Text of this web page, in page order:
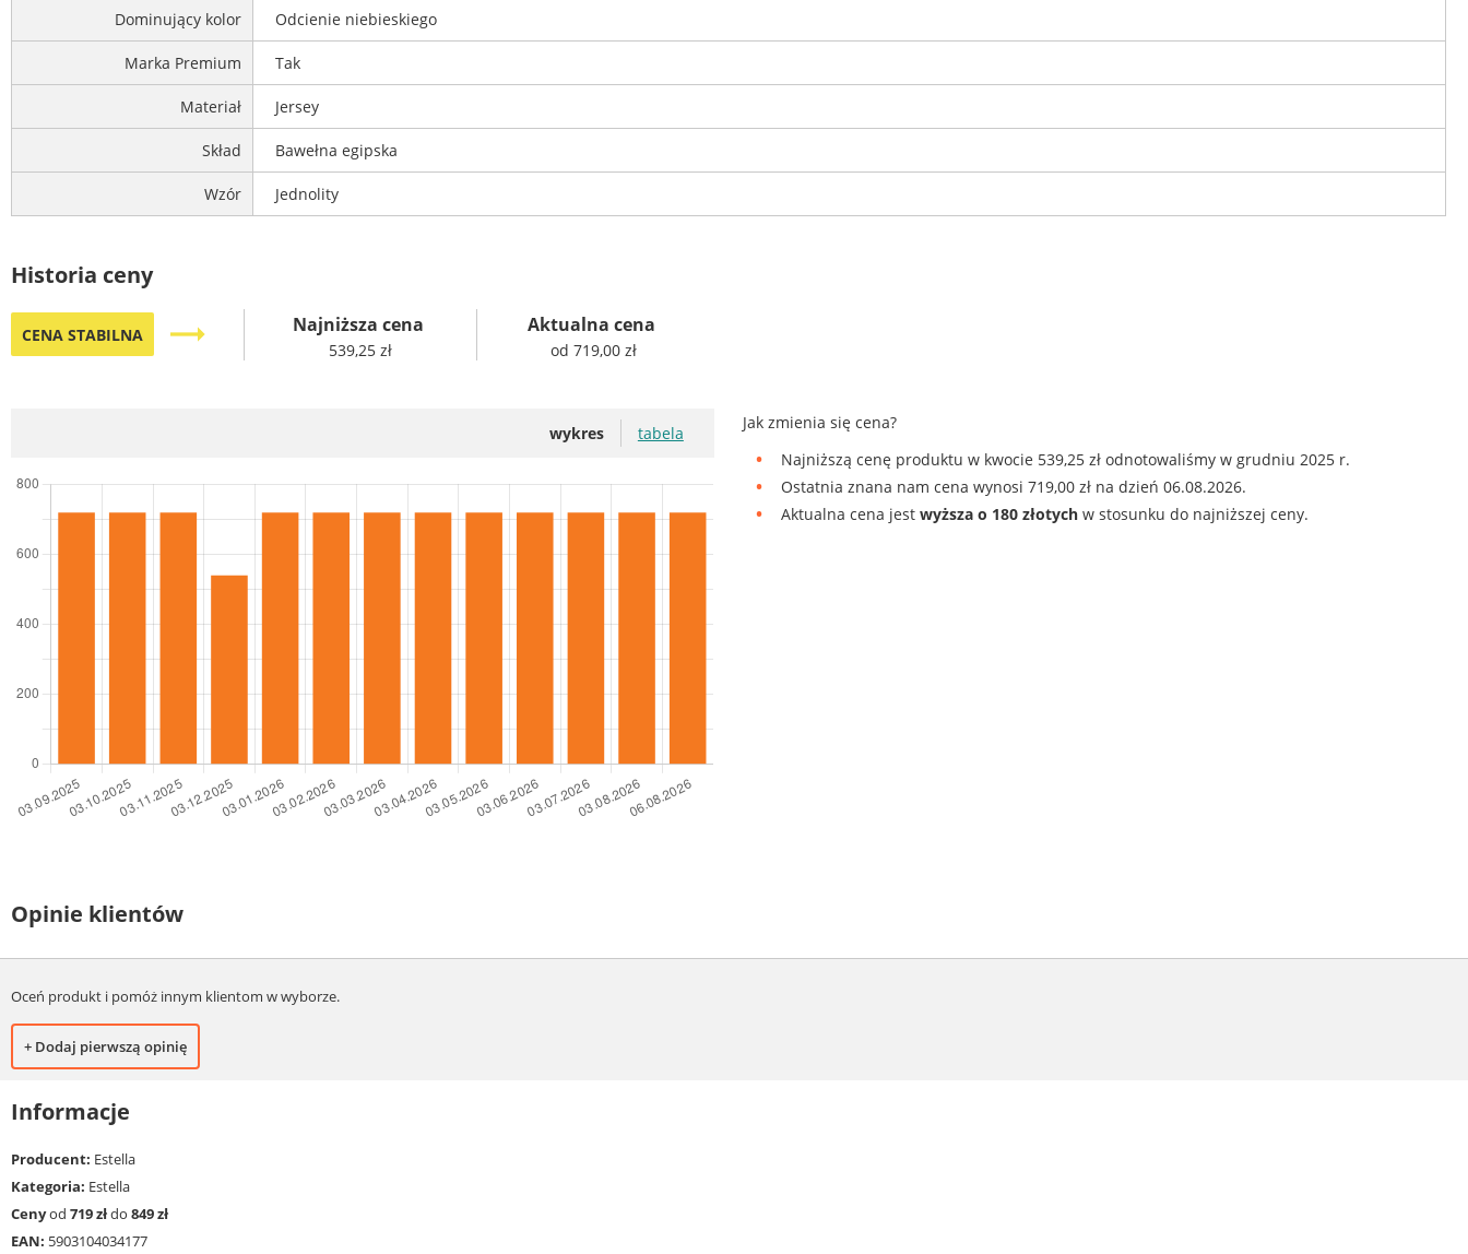
Dominujący kolor Odcienie niebieskiego
Marka Premium Tak
Materiał Jersey
Skład Bawełna egipska
Wzór Jednolity
Historia ceny
CENA STABILNA trending_flat Najniższa cena
539,25 zł
Aktualna cena
od 719,00 zł
wykres tabela
Jak zmienia się cena?
Najniższą cenę produktu w kwocie 539,25 zł odnotowaliśmy w grudniu 2025 r.
Ostatnia znana nam cena wynosi 719,00 zł na dzień 06.08.2026.
Aktualna cena jestwyższa o 180 złotych w stosunku do najniższej ceny.
Opinie klientów
Oceń produkt i pomóż innym klientom w wyborze.
+ Dodaj pierwszą opinię
Informacje
Producent: Estella
Kategoria: Estella
Cenyod 719 złdo 849 zł
EAN: 5903104034177